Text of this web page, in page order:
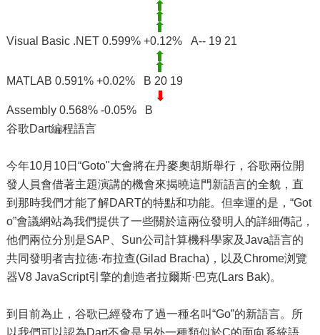
Visual Basic .NET 0.599% +0.12% A-- 19 21
MATLAB 0.591% +0.02% B 20 19
Assembly 0.568% -0.05% B
谷歌Dart編程語言
今年10月10日“Goto"大會將在丹麥奧胡斯舉行，谷歌兩位開
發人員會借著主題演講的機會來揭曉這門新語言的全貌，直
到那時我們才能了解DART的特點和功能。但幸運的是，“Got
o”會議網站為我們提供了一些關於這兩位發明人的詳細傳記，
他們兩位分別是SAP、Sun公司計算機科學家及Java語言的
共同發明者吉拉德·布拉查(Gilad Bracha)，以及Chrome浏覽
器V8 JavaScript引擎的創造者拉爾斯·巴克(Lars Bak)。
到目前為止，谷歌已經發布了過一種名叫“Go”的新語言。所
以我們可以認為Dart不會是另外一種類似於C的面向系統語